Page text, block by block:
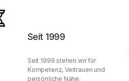
Seit 1999
Seit 1999 stehen wir für
Kompetenz, Vertrauen und
persönliche Nähe.